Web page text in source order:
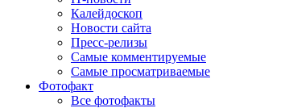
Калейдоскоп
Новости сайта
Пресс-релизы
Самые комментируемые
Самые просматриваемые
Фотофакт
Все фотофакты